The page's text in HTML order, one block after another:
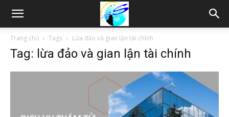
Thám
Trang chủ Tags Lừa đảo và gian lận tài chính
Tag: lừa đảo và gian lận tài chính